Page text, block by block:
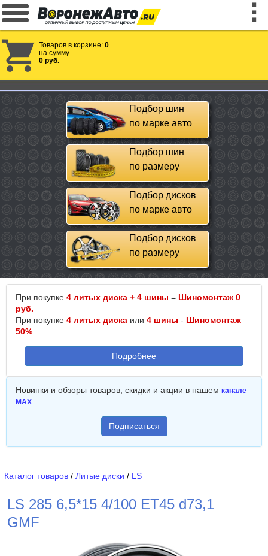
Товаров в корзине: 0
на сумму
0 руб.
Подбор шин
по марке авто
Подбор шин
по размеру
Подбор дисков
по марке авто
Подбор дисков
по размеру
При покупке 4 литых диска + 4 шины = Шиномонтаж 0
руб.
При покупке 4 литых диска или 4 шины - Шиномонтаж
50%
Подробнее
Новинки и обзоры товаров, скидки и акции в нашем канале
MAX
Подписаться
Каталог товаров / Литые диски / LS
LS 285 6,5*15 4/100 ET45 d73,1
GMF